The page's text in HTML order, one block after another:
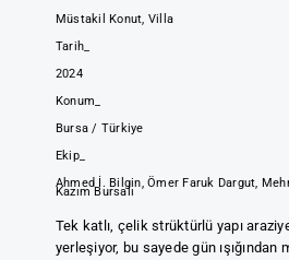
Müstakil Konut, Villa
Tarih_
2024
Konum_
Bursa / Türkiye
Ekip_
Ahmed İ. Bilgin, Ömer Faruk Dargut,
Kazım Bursalı
Tek katlı, çelik strüktürlü yapı
yerleşiyor, bu sayede gün